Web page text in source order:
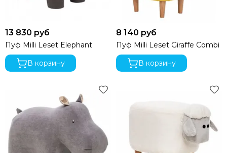
13 830 руб
Пуф Milli Leset Elephant
В корзину
8 140 руб
Пуф Milli Leset Giraffe Combi
В корзину